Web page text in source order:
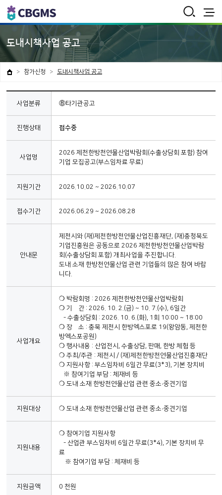
통
합
전
보
도내시책사업 공고
참가신청 도내시책사업 공고
사업분류 ⑧타기관공고
진행상태 접수중
사업명
2026 제천한방천연물산업박람회(수출상담회 포함) 참여
기업 모집공고(부스임차료 무료)
지원기간 2026.10.02 ~ 2026.10.07
접수기간 2026.06.29 ~ 2026.08.28
안내문
제천시와 (재)제천한방천연물산업진흥재단, (재)충청북도
기업진흥원은 공동으로 2026 제천한방천연물산업박람
회(수출상담회 포함) 개최사업을 추진합니다.
도내 소재 한방천연물산업 관련 기업들의 많은 참여 바랍
니다.
사업개요
❍ 박람회명 : 2026 제천한방천연물산업박람회
❍ 기 간 : 2026. 10. 2.(금) ~ 10. 7.(수), 6일간
- 수출상담회 : 2026. 10. 6.(화), 1회 10:00 ~ 18:00
❍ 장 소 : 충북 제천시 한방엑스포로 19(왕암동, 제천한
방엑스포공원)
❍ 행사내용 : 산업전시, 수출상담, 판매, 한방 체험 등
❍ 주최/주관 : 제천시 / (재)제천한방천연물산업진흥재단
❍ 지원사항 : 부스임차비 6일간 무료(3*3), 기본 장치비
※ 참여기업 부담 : 체재비 등
❍ 도내 소재 한방천연물산업 관련 중소·중견기업
지원대상 ❍ 도내 소재 한방천연물산업 관련 중소·중견기업
지원내용
❍ 참여기업 지원사항
- 산업관 부스임차비 6일간 무료(3*4), 기본 장치비 무
료
※ 참여기업 부담 : 체재비 등
지원금액 0 천원